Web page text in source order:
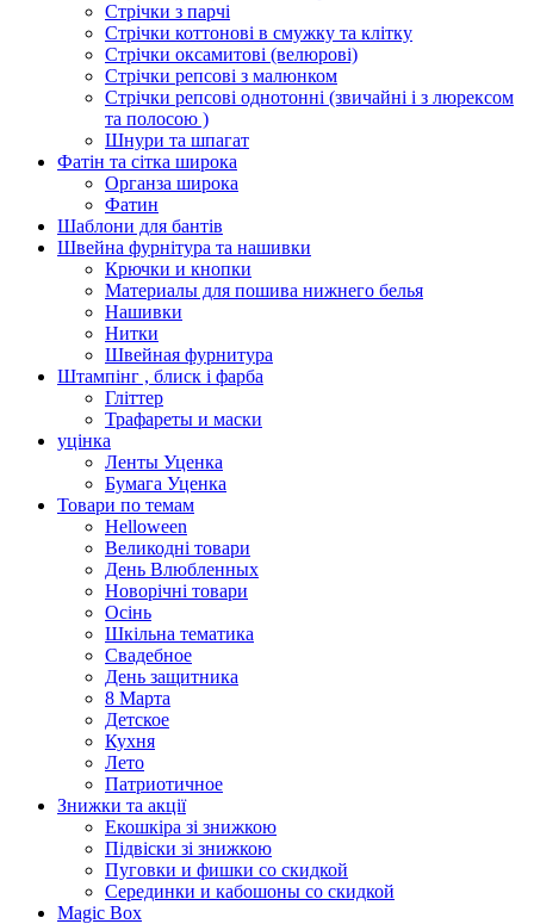
Стрічки з парчі
Стрічки коттонові в смужку та клітку
Стрічки оксамитові (велюрові)
Стрічки репсові з малюнком
Стрічки репсові однотонні (звичайні і з люрексом
та полосою )
Шнури та шпагат
Фатін та сітка широка
Органза широка
Фатин
Шаблони для бантів
Швейна фурнітура та нашивки
Крючки и кнопки
Материалы для пошива нижнего белья
Нашивки
Нитки
Швейная фурнитура
Штампінг , блиск і фарба
Гліттер
Трафареты и маски
уцінка
Ленты Уценка
Бумага Уценка
Товари по темам
Helloween
Великодні товари
День Влюбленных
Новорічні товари
Осінь
Шкільна тематика
Свадебное
День защитника
8 Марта
Детское
Кухня
Лето
Патриотичное
Знижки та акції
Екошкіра зі знижкою
Підвіски зі знижкою
Пуговки и фишки со скидкой
Серединки и кабошоны со скидкой
Magic Box